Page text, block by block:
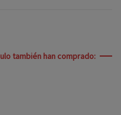
también han comprado: